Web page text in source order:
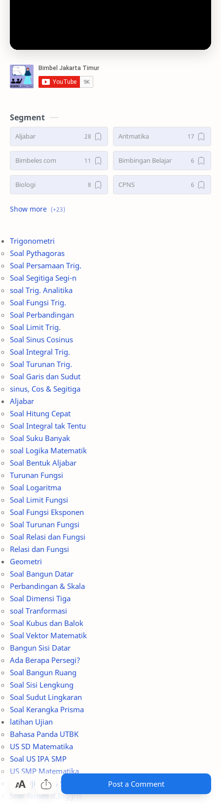
Post a Comment
Aljabar
Bimbeles com Bimbingan Belajar
Biologi CPNS
Fisika Geometri
IPA
IT Training
Matematika
PAT PAS UAS
Pengukuran
SMA
Soal
Trigonometri
UN UNBK USBN
video
Soal Pythagoras
Soal Persamaan Trig.
Soal Segitiga Segi-n
soal Trig. Analitika
Soal Fungsi Trig.
Soal Perbandingan
Soal Limit Trig.
Soal Sinus Cosinus
Soal Integral Trig.
Soal Turunan Trig.
Soal Garis dan Sudut
sinus, Cos & Segitiga
Aljabar
Soal Hitung Cepat
Soal Integral tak Tentu
Soal Suku Banyak
soal Logika Matematik
Soal Bentuk Aljabar
Turunan Fungsi
Soal Logaritma
Soal Limit Fungsi
Soal Fungsi Eksponen
Soal Turunan Fungsi
Soal Relasi dan Fungsi
Relasi dan Fungsi
Geometri
Soal Bangun Datar
Perbandingan & Skala
Soal Dimensi Tiga
soal Tranformasi
Soal Kubus dan Balok
Soal Vektor Matematik
Bangun Sisi Datar
Ada Berapa Persegi?
Soal Bangun Ruang
Soal Sisi Lengkung
Soal Sudut Lingkaran
Soal Kerangka Prisma
latihan Ujian
Bahasa Panda UTBK
US SD Matematika
Soal US IPA SMP
US SMP Matematika
Soal Ujian IPA SD
Soal Tenses B.Inggris
Olimpiade Matematika